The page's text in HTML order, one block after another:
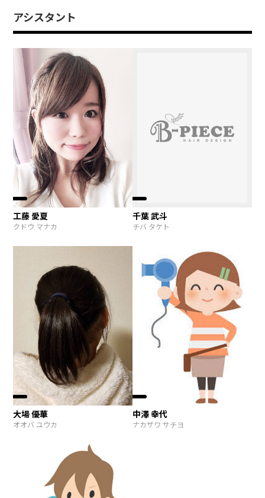
アシスタント
工藤 愛夏
クドウ マナカ
千葉 武斗
チバ タケト
大場 優華
オオバ ユウカ
中澤 幸代
ナカザワ サチヨ